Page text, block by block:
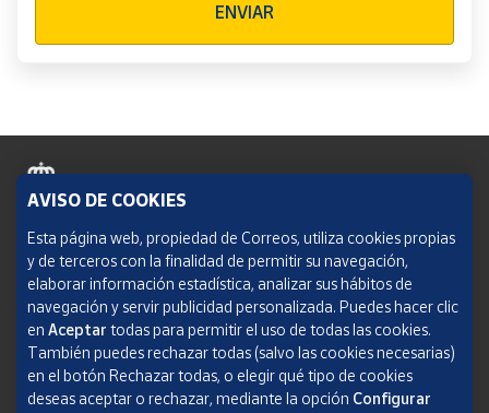
ENVIAR
Política de cookies
Aviso legal
Condiciones del servicio
Política de Privacidad Web
AVISO DE COOKIES
Esta página web, propiedad de Correos, utiliza cookies propias
y de terceros con la finalidad de permitir su navegación,
elaborar información estadística, analizar sus hábitos de
navegación y servir publicidad personalizada. Puedes hacer clic
en Aceptar todas para permitir el uso de todas las cookies.
También puedes rechazar todas (salvo las cookies necesarias)
en el botón Rechazar todas, o elegir qué tipo de cookies
deseas aceptar o rechazar, mediante la opción Configurar